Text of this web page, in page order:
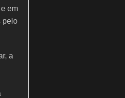
em
pelo
a